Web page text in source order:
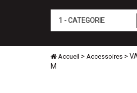
Accueil > Accessoires >
M